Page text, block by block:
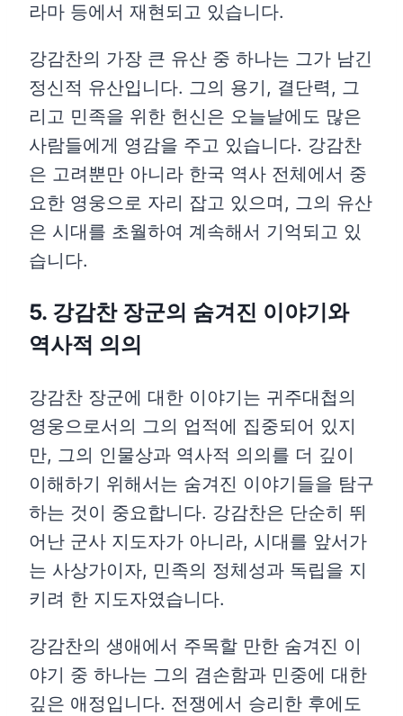
라마 등에서 재현되고 있습니다.
강감찬의 가장 큰 유산 중 하나는 그가 남긴
정신적 유산입니다. 그의 용기, 결단력, 그
리고 민족을 위한 헌신은 오늘날에도 많은
사람들에게 영감을 주고 있습니다. 강감찬
은 고려뿐만 아니라 한국 역사 전체에서 중
요한 영웅으로 자리 잡고 있으며, 그의 유산
은 시대를 초월하여 계속해서 기억되고 있
습니다.
5. 강감찬 장군의 숨겨진 이야기와
역사적 의의
강감찬 장군에 대한 이야기는 귀주대첩의
영웅으로서의 그의 업적에 집중되어 있지
만, 그의 인물상과 역사적 의의를 더 깊이
이해하기 위해서는 숨겨진 이야기들을 탐구
하는 것이 중요합니다. 강감찬은 단순히 뛰
어난 군사 지도자가 아니라, 시대를 앞서가
는 사상가이자, 민족의 정체성과 독립을 지
키려 한 지도자였습니다.
강감찬의 생애에서 주목할 만한 숨겨진 이
야기 중 하나는 그의 겸손함과 민중에 대한
깊은 애정입니다. 전쟁에서 승리한 후에도